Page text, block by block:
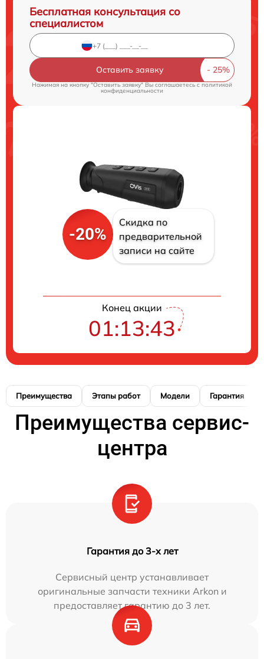
Бесплатная консультация со
специалистом
Оставить заявку
Нажимая на кнопку "Оставить заявку" Вы соглашаетесь c политикой
конфиденциальности
-20%
Скидка по
предварительной
записи на сайте
Конец акции
01:13:42
Преимущества Этапы работ Модели Гарантия
Преимущества сервис-
центра
Гарантия до 3-х лет
Сервисный центр устанавливает
оригинальные запчасти техники Arkon и
предоставляет гарантию до 3 лет.